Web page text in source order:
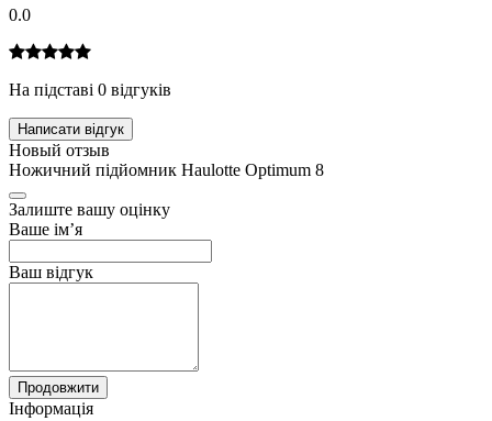
0.0
На підставі 0 відгуків
Написати відгук
Новый отзыв
Ножичний підйомник Haulotte Optimum 8
Залиште вашу оцінку
Ваше ім’я
Ваш відгук
Продовжити
Інформація